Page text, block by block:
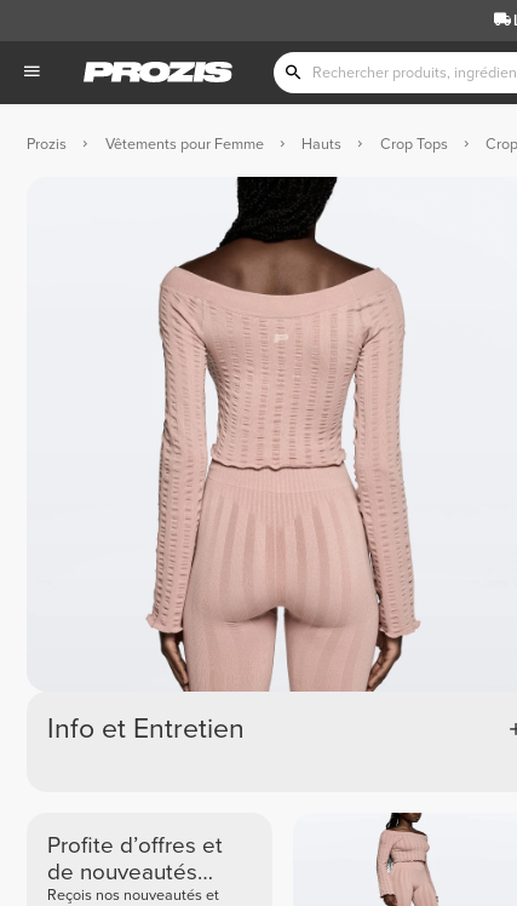
Prozis Vêtements pour Femme Hauts Crop Tops
Info et Entretien
Profite d’offres et
de nouveautés
exclusives
Reçois nos nouveautés et